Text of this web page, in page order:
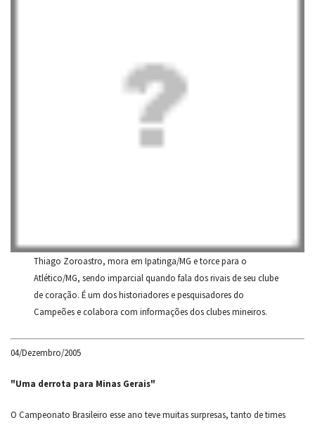
Thiago Zoroastro, mora em Ipatinga/MG e torce para o
Atlético/MG, sendo imparcial quando fala dos rivais de seu clube
de coração. É um dos historiadores e pesquisadores do
Campeões e colabora com informações dos clubes mineiros.
04/Dezembro/2005
"Uma derrota para Minas Gerais"
O Campeonato Brasileiro esse ano teve muitas surpresas, tanto de times